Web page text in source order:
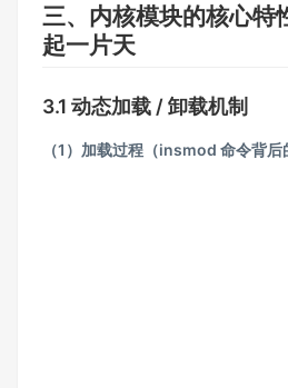
三、内核模块的核心特
起一片天​
3.1 动态加载 / 卸载机制​
（1）加载过程（insmod 命令背后